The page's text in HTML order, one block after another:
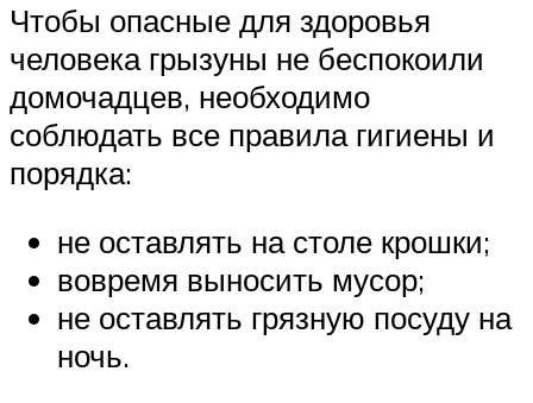
Чтобы опасные для здоровья
человека грызуны не беспокоили
домочадцев, необходимо
соблюдать все правила гигиены и
порядка:
не оставлять на столе крошки;
вовремя выносить мусор;
не оставлять грязную посуду на
ночь.